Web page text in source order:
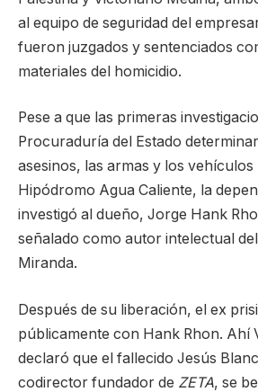
al equipo de seguridad del
fueron juzgados y sentenciados
materiales del homicidio.
Pese a que las primeras
Procuraduría del Estado
asesinos, las armas y los
Hipódromo Agua Caliente, la
investigó al dueño, Jorge Hank
señalado como autor intelectual
Miranda.
Después de su liberación, el ex
públicamente con Hank Rhon. Ahí
declaró que el fallecido Jesús
codirector fundador de ZETA, se